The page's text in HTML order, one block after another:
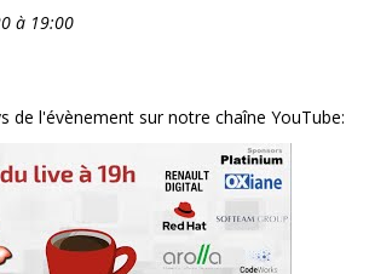
à 19:00
de l'évènement sur notre chaîne YouTube: